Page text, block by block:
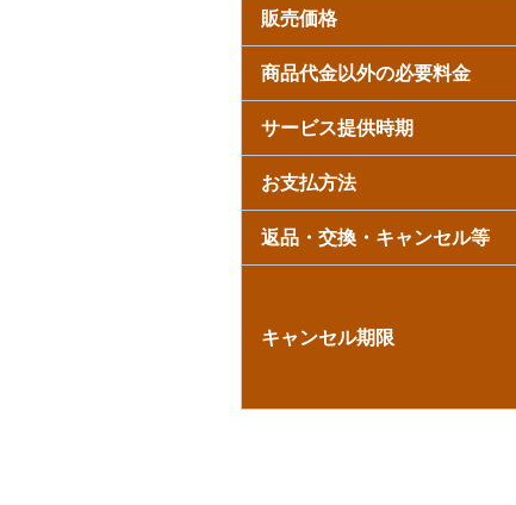
販売価格
商品代金以外の必要料金
サービス提供時期
お支払方法
返品・交換・キャンセル等
キャンセル期限